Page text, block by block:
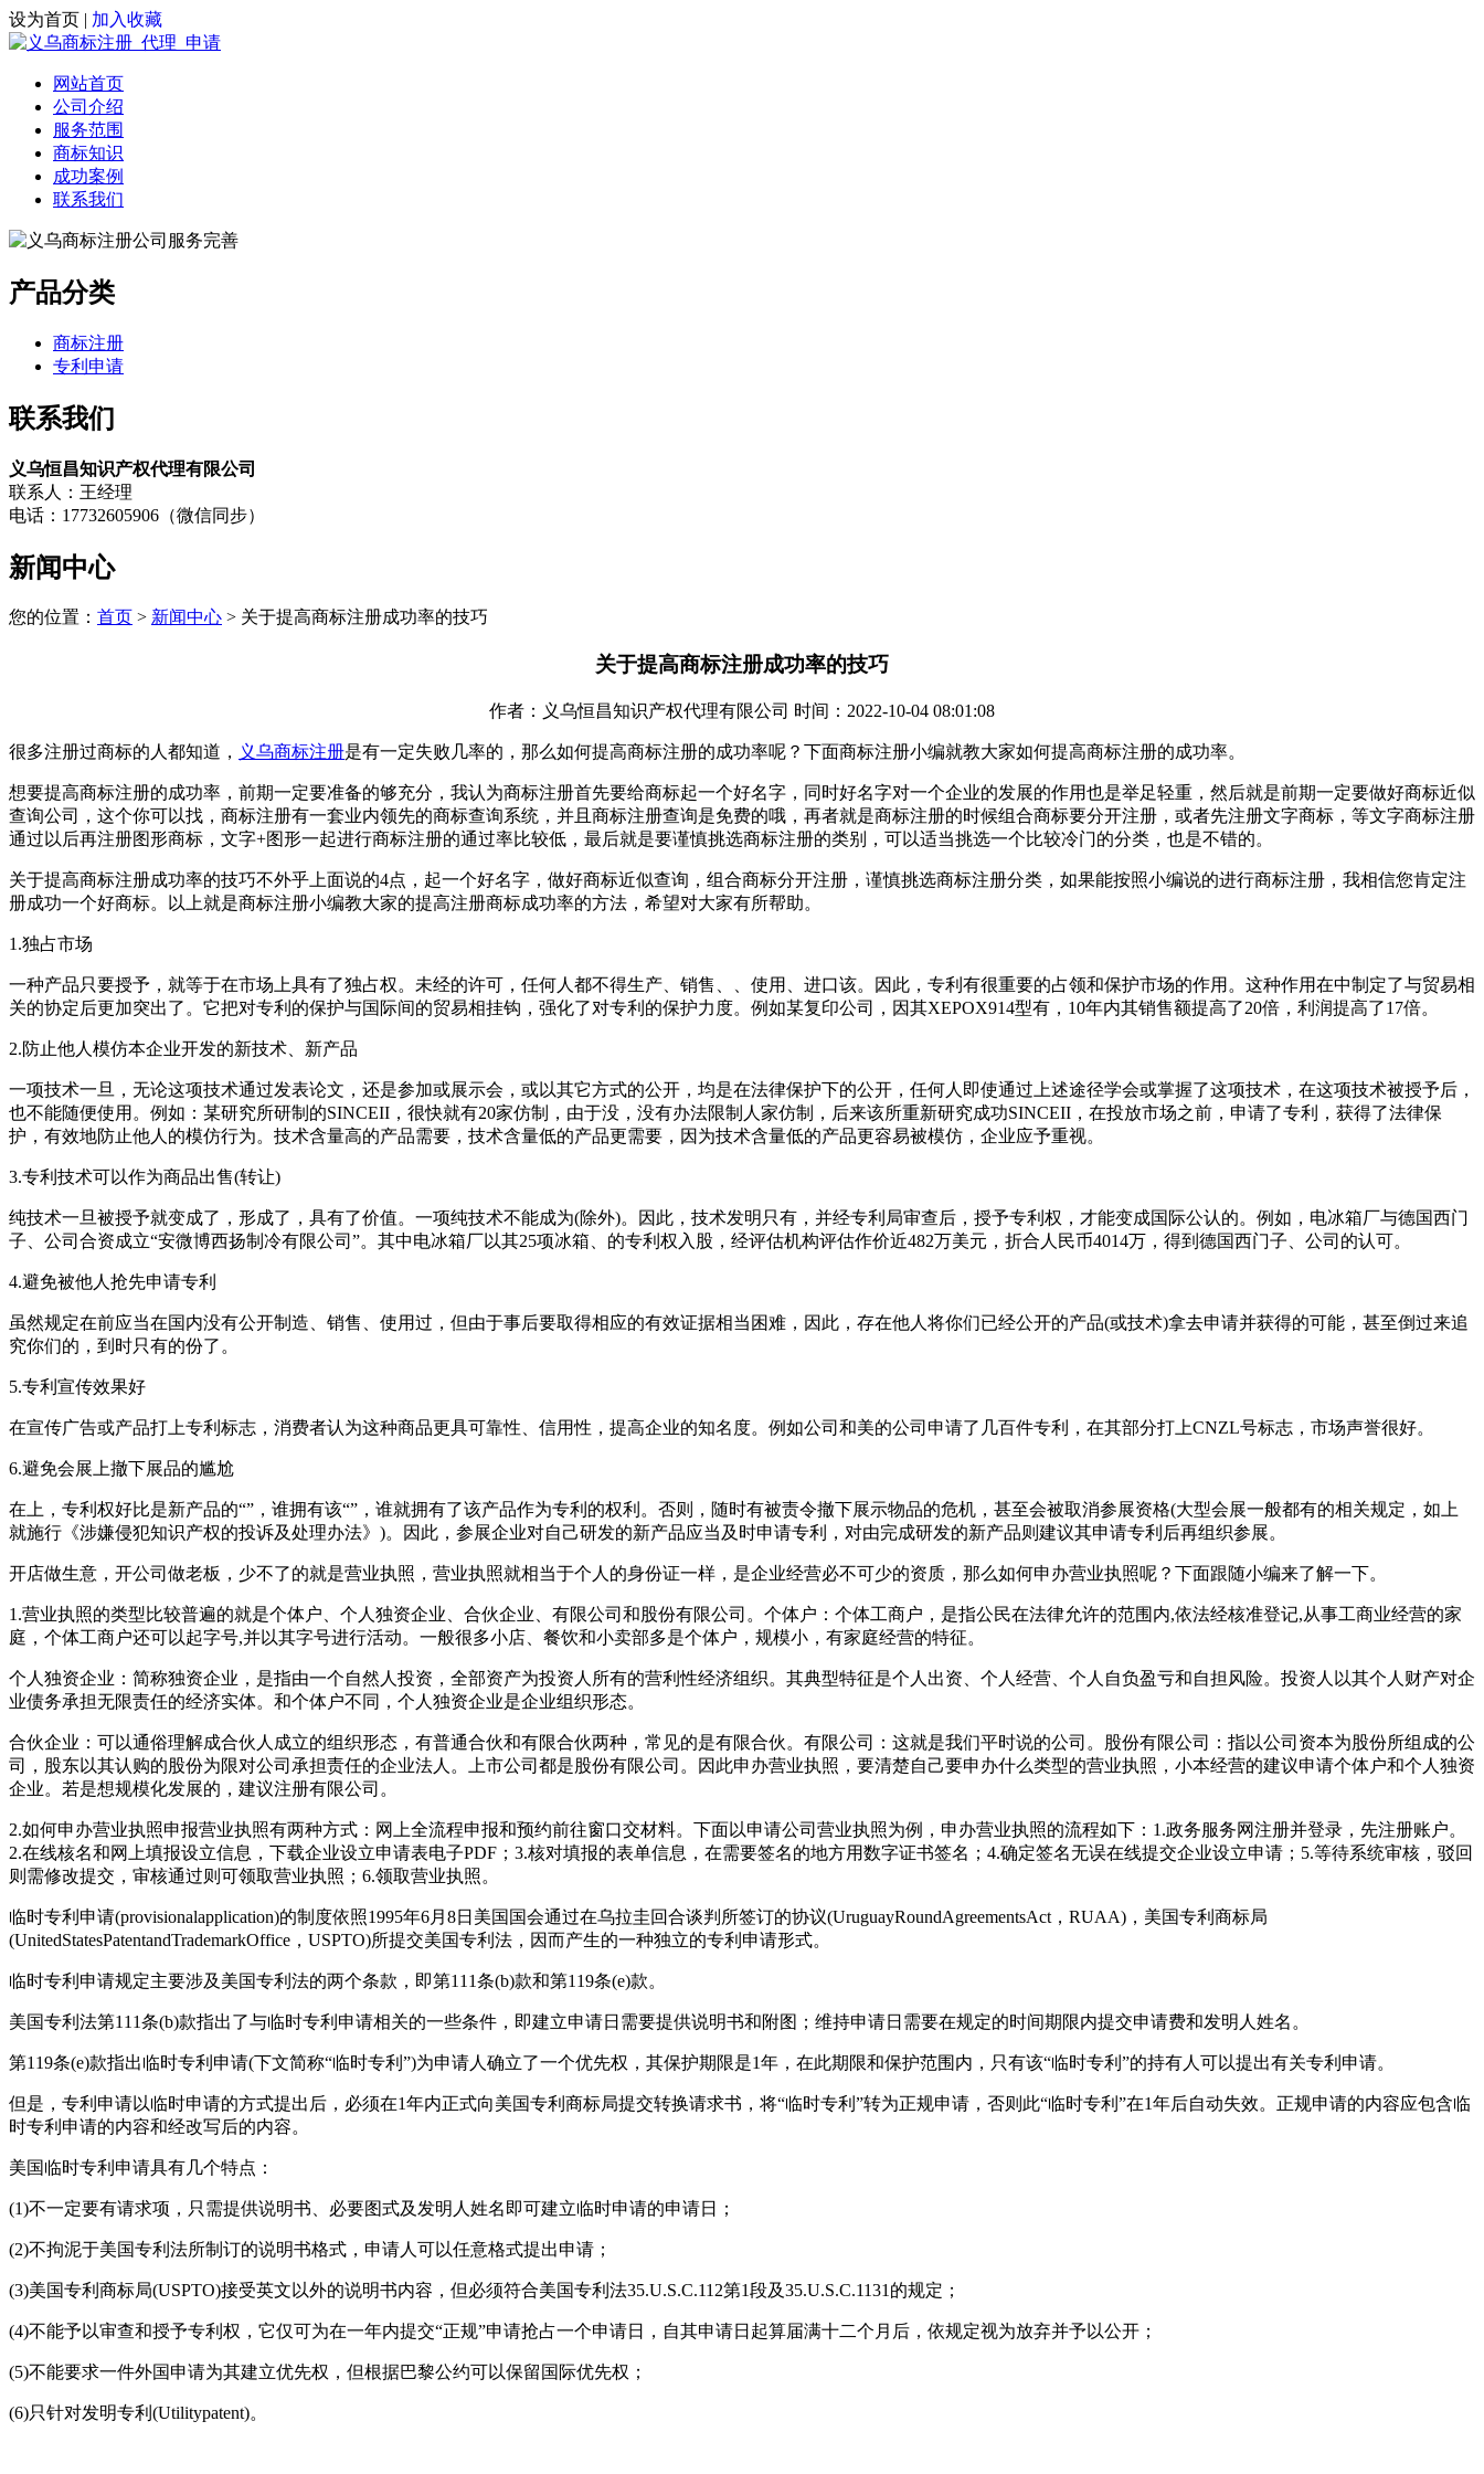
设为首页 | 加入收藏
网站首页
公司介绍
服务范围
商标知识
成功案例
联系我们
产品分类
商标注册
专利申请
联系我们
义乌恒昌知识产权代理有限公司
联系人：王经理
电话：17732605906（微信同步）
新闻中心
您的位置： 首页 > 新闻中心 > 关于提高商标注册成功率的技巧
关于提高商标注册成功率的技巧
作者：义乌恒昌知识产权代理有限公司 时间：2022-10-04 08:01:08
很多注册过商标的人都知道， 义乌商标注册是有一定失败几率的，那么如何提高商标注册的成功率呢？下面商标注册小编就教大家如何提高商标注册的成功率。
想要提高商标注册的成功率，前期一定要准备的够充分，我认为商标注册首先要给商标起一个好名字，同时好名字对一个企业的发展的作用也是举足轻重，然后就是前期一定要做好商标近似
查询公司，这个你可以找，商标注册有一套业内领先的商标查询系统，并且商标注册查询是免费的哦，再者就是商标注册的时候组合商标要分开注册，或者先注册文字商标，等文字商标注册
通过以后再注册图形商标，文字+图形一起进行商标注册的通过率比较低，最后就是要谨慎挑选商标注册的类别，可以适当挑选一个比较冷门的分类，也是不错的。
关于提高商标注册成功率的技巧不外乎上面说的4点，起一个好名字，做好商标近似查询，组合商标分开注册，谨慎挑选商标注册分类，如果能按照小编说的进行商标注册，我相信您肯定注
册成功一个好商标。以上就是商标注册小编教大家的提高注册商标成功率的方法，希望对大家有所帮助。
1.独占市场
一种产品只要授予，就等于在市场上具有了独占权。未经的许可，任何人都不得生产、销售、、使用、进口该。因此，专利有很重要的占领和保护市场的作用。这种作用在中制定了与贸易相
关的协定后更加突出了。它把对专利的保护与国际间的贸易相挂钩，强化了对专利的保护力度。例如某复印公司，因其XEPOX914型有，10年内其销售额提高了20倍，利润提高了17倍。
2.防止他人模仿本企业开发的新技术、新产品
一项技术一旦，无论这项技术通过发表论文，还是参加或展示会，或以其它方式的公开，均是在法律保护下的公开，任何人即使通过上述途径学会或掌握了这项技术，在这项技术被授予后，
也不能随便使用。例如：某研究所研制的SINCEII，很快就有20家仿制，由于没，没有办法限制人家仿制，后来该所重新研究成功SINCEII，在投放市场之前，申请了专利，获得了法律保
护，有效地防止他人的模仿行为。技术含量高的产品需要，技术含量低的产品更需要，因为技术含量低的产品更容易被模仿，企业应予重视。
3.专利技术可以作为商品出售(转让)
纯技术一旦被授予就变成了，形成了，具有了价值。一项纯技术不能成为(除外)。因此，技术发明只有，并经专利局审查后，授予专利权，才能变成国际公认的。例如，电冰箱厂与德国西门
子、公司合资成立“安微博西扬制冷有限公司”。其中电冰箱厂以其25项冰箱、的专利权入股，经评估机构评估作价近482万美元，折合人民币4014万，得到德国西门子、公司的认可。
4.避免被他人抢先申请专利
虽然规定在前应当在国内没有公开制造、销售、使用过，但由于事后要取得相应的有效证据相当困难，因此，存在他人将你们已经公开的产品(或技术)拿去申请并获得的可能，甚至倒过来追
究你们的，到时只有的份了。
5.专利宣传效果好
在宣传广告或产品打上专利标志，消费者认为这种商品更具可靠性、信用性，提高企业的知名度。例如公司和美的公司申请了几百件专利，在其部分打上CNZL号标志，市场声誉很好。
6.避免会展上撤下展品的尴尬
在上，专利权好比是新产品的“”，谁拥有该“”，谁就拥有了该产品作为专利的权利。否则，随时有被责令撤下展示物品的危机，甚至会被取消参展资格(大型会展一般都有的相关规定，如上
就施行《涉嫌侵犯知识产权的投诉及处理办法》)。因此，参展企业对自己研发的新产品应当及时申请专利，对由完成研发的新产品则建议其申请专利后再组织参展。
开店做生意，开公司做老板，少不了的就是营业执照，营业执照就相当于个人的身份证一样，是企业经营必不可少的资质，那么如何申办营业执照呢？下面跟随小编来了解一下。
1.营业执照的类型比较普遍的就是个体户、个人独资企业、合伙企业、有限公司和股份有限公司。个体户：个体工商户，是指公民在法律允许的范围内,依法经核准登记,从事工商业经营的家
庭，个体工商户还可以起字号,并以其字号进行活动。一般很多小店、餐饮和小卖部多是个体户，规模小，有家庭经营的特征。
个人独资企业：简称独资企业，是指由一个自然人投资，全部资产为投资人所有的营利性经济组织。其典型特征是个人出资、个人经营、个人自负盈亏和自担风险。投资人以其个人财产对企
业债务承担无限责任的经济实体。和个体户不同，个人独资企业是企业组织形态。
合伙企业：可以通俗理解成合伙人成立的组织形态，有普通合伙和有限合伙两种，常见的是有限合伙。有限公司：这就是我们平时说的公司。股份有限公司：指以公司资本为股份所组成的公
司，股东以其认购的股份为限对公司承担责任的企业法人。上市公司都是股份有限公司。因此申办营业执照，要清楚自己要申办什么类型的营业执照，小本经营的建议申请个体户和个人独资
企业。若是想规模化发展的，建议注册有限公司。
2.如何申办营业执照申报营业执照有两种方式：网上全流程申报和预约前往窗口交材料。下面以申请公司营业执照为例，申办营业执照的流程如下：1.政务服务网注册并登录，先注册账户。
2.在线核名和网上填报设立信息，下载企业设立申请表电子PDF；3.核对填报的表单信息，在需要签名的地方用数字证书签名；4.确定签名无误在线提交企业设立申请；5.等待系统审核，驳回
则需修改提交，审核通过则可领取营业执照；6.领取营业执照。
临时专利申请(provisionalapplication)的制度依照1995年6月8日美国国会通过在乌拉圭回合谈判所签订的协议(UruguayRoundAgreementsAct，RUAA)，美国专利商标局
(UnitedStatesPatentandTrademarkOffice，USPTO)所提交美国专利法，因而产生的一种独立的专利申请形式。
临时专利申请规定主要涉及美国专利法的两个条款，即第111条(b)款和第119条(e)款。
美国专利法第111条(b)款指出了与临时专利申请相关的一些条件，即建立申请日需要提供说明书和附图；维持申请日需要在规定的时间期限内提交申请费和发明人姓名。
第119条(e)款指出临时专利申请(下文简称“临时专利”)为申请人确立了一个优先权，其保护期限是1年，在此期限和保护范围内，只有该“临时专利”的持有人可以提出有关专利申请。
但是，专利申请以临时申请的方式提出后，必须在1年内正式向美国专利商标局提交转换请求书，将“临时专利”转为正规申请，否则此“临时专利”在1年后自动失效。正规申请的内容应包含临
时专利申请的内容和经改写后的内容。
美国临时专利申请具有几个特点：
(1)不一定要有请求项，只需提供说明书、必要图式及发明人姓名即可建立临时申请的申请日；
(2)不拘泥于美国专利法所制订的说明书格式，申请人可以任意格式提出申请；
(3)美国专利商标局(USPTO)接受英文以外的说明书内容，但必须符合美国专利法35.U.S.C.112第1段及35.U.S.C.1131的规定；
(4)不能予以审查和授予专利权，它仅可为在一年内提交“正规”申请抢占一个申请日，自其申请日起算届满十二个月后，依规定视为放弃并予以公开；
(5)不能要求一件外国申请为其建立优先权，但根据巴黎公约可以保留国际优先权；
(6)只针对发明专利(Utilitypatent)。